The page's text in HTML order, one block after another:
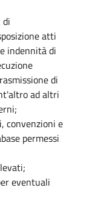
di
atti
indennità di
di
ad altri
convenzioni e
permessi
eventuali